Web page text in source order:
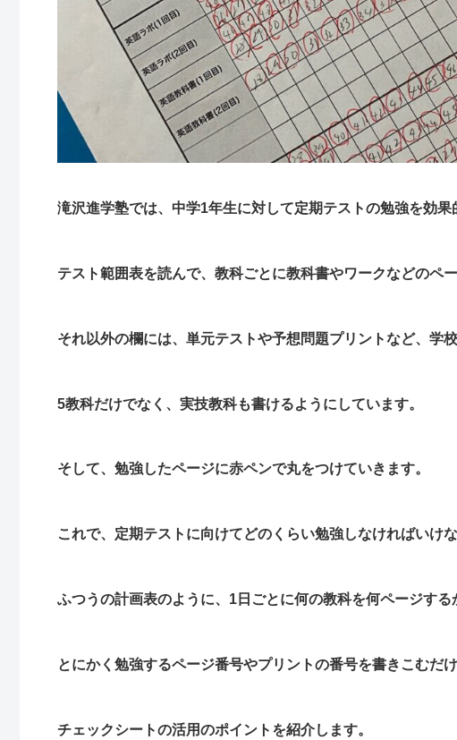
滝沢進学塾では、中学1年生に対して定期テストの勉強を効
テスト範囲表を読んで、教科ごとに教科書やワークなどのペ
それ以外の欄には、単元テストや予想問題プリントなど、学
5教科だけでなく、実技教科も書けるようにしています。
そして、勉強したページに赤ペンで丸をつけていきます。
これで、定期テストに向けてどのくらい勉強しなければいけ
ふつうの計画表のように、1日ごとに何の教科を何ページする
とにかく勉強するページ番号やプリントの番号を書きこむだ
チェックシートの活用のポイントを紹介します。